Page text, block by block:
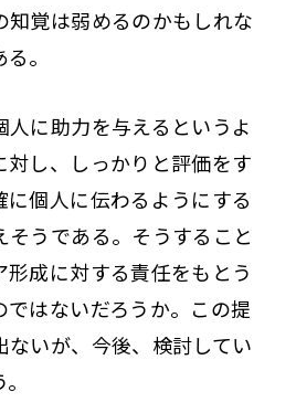
知覚は弱めるのかもしれな
。
に助力を与えるというよ
対し、しっかりと評価をす
に個人に伝わるようにする
そうである。そうすること
成に対する責任をもとう
ではないだろうか。この提
ないが、今後、検討してい